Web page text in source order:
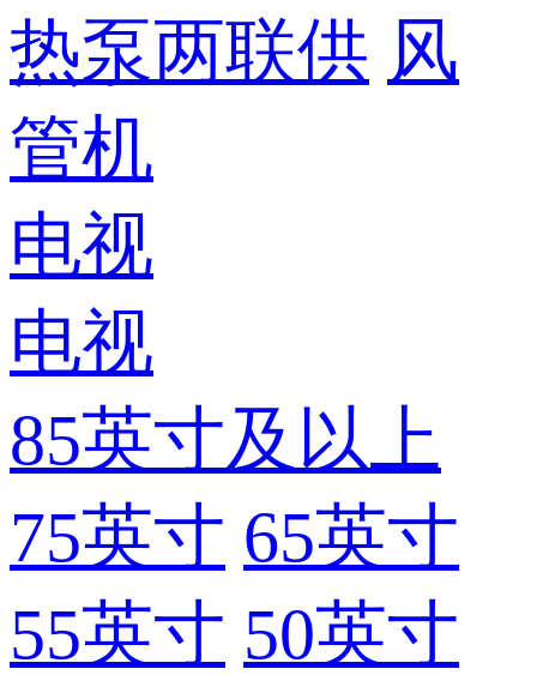
热泵两联供 风
管机
电视
电视
85英寸及以上
75英寸 65英寸
55英寸 50英寸